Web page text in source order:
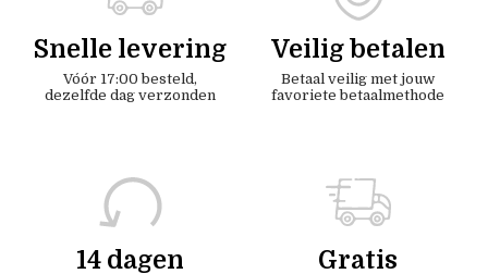
Snelle levering
Vóór 17:00 besteld,
dezelfde dag verzonden
Veilig betalen
Betaal veilig met jouw
favoriete betaalmethode
14 dagen Gratis